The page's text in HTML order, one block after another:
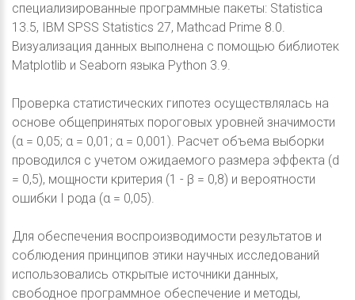
специализированные программные пакеты: Statistica
13.5, IBM SPSS Statistics 27, Mathcad Prime 8.0.
Визуализация данных выполнена с помощью библиотек
Matplotlib и Seaborn языка Python 3.9.
Проверка статистических гипотез осуществлялась на
основе общепринятых пороговых уровней значимости
(α = 0,05; α = 0,01; α = 0,001). Расчет объема выборки
проводился с учетом ожидаемого размера эффекта (d
= 0,5), мощности критерия (1 - β = 0,8) и вероятности
ошибки I рода (α = 0,05).
Для обеспечения воспроизводимости результатов и
соблюдения принципов этики научных исследований
использовались открытые источники данных,
свободное программное обеспечение и методы,